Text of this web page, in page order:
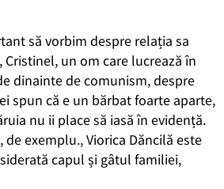
să vorbim despre relația sa
un om care lucrează în
dinainte de comunism, despre
spun că e un bărbat foarte aparte,
nu ii place să iasă în evidență.
exemplu., Viorica Dăncilă este
capul și gâtul familiei,